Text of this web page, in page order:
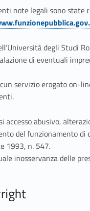
note legali sono state
degli Studi
di eventuali
servizio erogato on-
accesso abusivo,
del funzionamento di
1993, n. 547.
inosservanza delle